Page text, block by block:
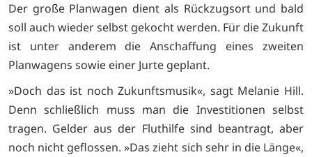
Der große Planwagen dient als Rückzugsort und bald
soll auch wieder selbst gekocht werden. Für die Zukunft
ist unter anderem die Anschaffung eines zweiten
Planwagens sowie einer Jurte geplant.
»Doch das ist noch Zukunftsmusik«, sagt Melanie Hill.
Denn schließlich muss man die Investitionen selbst
tragen. Gelder aus der Fluthilfe sind beantragt, aber
noch nicht geflossen. »Das zieht sich sehr in die Länge«,